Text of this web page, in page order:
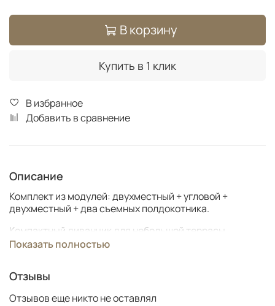
В корзину
Купить в 1 клик
В избранное
Добавить в сравнение
Описание
Комплект из модулей: двухместный + угловой +
двухместный + два съемных полдокотника.
Компактный диванчик для небольшой террасы,
веранды, беседки или предбанника.
Показать полностью
Отзывы
Отзывов еще никто не оставлял